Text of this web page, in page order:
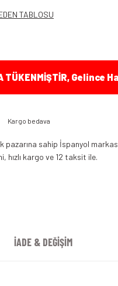
TABLOSU
TÜKENMİŞTİR, Gelince
Kargo bedava
pazarına sahip İspanyol
hızlı kargo ve 12 taksit ile.
İADE & DEĞİŞİM